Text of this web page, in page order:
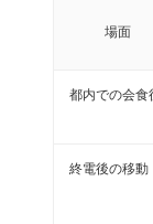
場面
都内での会食
終電後の移動